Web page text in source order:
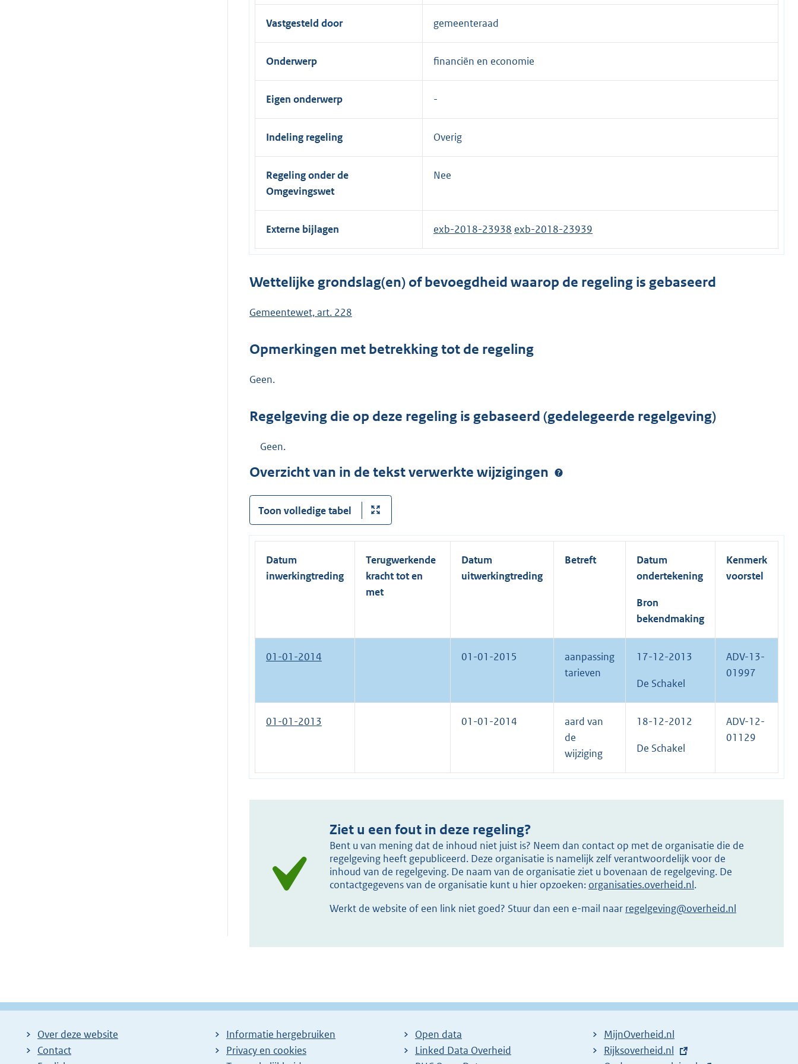
Vastgesteld door gemeenteraad
Onderwerp financiën en economie
Eigen onderwerp
Indeling regeling Overig
Regeling onder de
Omgevingswet
Nee
Externe bijlagen exb-2018-23938 exb-2018-23939
Wettelijke grondslag(en) of bevoegdheid waarop de regeling is gebaseerd
Gemeentewet, art. 228
Opmerkingen met betrekking tot de regeling
Geen.
Regelgeving die op deze regeling is gebaseerd (gedelegeerde regelgeving)
Geen.
Overzicht van in de tekst verwerkte wijzigingen
Toon volledige tabel
Datum
inwerkingtreding
Terugwerkende
kracht tot en
met
Datum
uitwerkingtreding
Betreft
Datum
ondertekening
Bron
bekendmaking
Kenmerk
voorstel
01-01-2014 01-01-2015
aanpassing
tarieven
17-12-2013
De Schakel
ADV-13-
01997
01-01-2013 01-01-2014
aard van
de
wijziging
18-12-2012
De Schakel
ADV-12-
01129
Ziet u een fout in deze regeling?
Bent u van mening dat de inhoud niet juist is? Neem dan contact op met de organisatie die de
regelgeving heeft gepubliceerd. Deze organisatie is namelijk zelf verantwoordelijk voor de
inhoud van de regelgeving. De naam van de organisatie ziet u bovenaan de regelgeving. De
contactgegevens van de organisatie kunt u hier opzoeken: organisaties.overheid.nl.
Werkt de website of een link niet goed? Stuur dan een e-mail naar regelgeving@overheid.nl
Over deze website
Contact
Informatie hergebruiken
Privacy en cookies
Open data
Linked Data Overheid
MijnOverheid.nl
E
Rijksoverheid.nl